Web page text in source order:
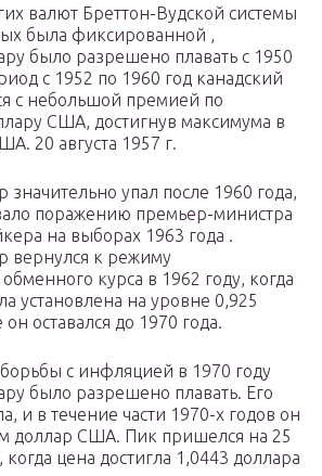
валют Бреттон-Вудской системы
была фиксированной ,
было разрешено плавать с 1950
с 1952 по 1960 год канадский
с небольшой премией по
США, достигнув максимума в
20 августа 1957 г.
значительно упал после 1960 года,
поражению премьер-министра
на выборах 1963 года .
вернулся к режиму
курса в 1962 году, когда
установлена ​​на уровне 0,925
оставался до 1970 года.
с инфляцией в 1970 году
было разрешено плавать. Его
и в течение части 1970-х годов он
доллар США. Пик пришелся на 25
когда цена достигла 1,0443 доллара